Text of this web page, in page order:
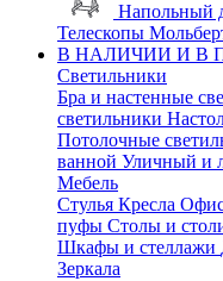
Напольный
Телескопы
В НАЛИЧИИ И В
Светильники
Бра и настенные
светильники
Потолочные
ванной Уличный и
Мебель
Стулья Кресла
пуфы Столы и
Шкафы и стеллажи
Зеркала